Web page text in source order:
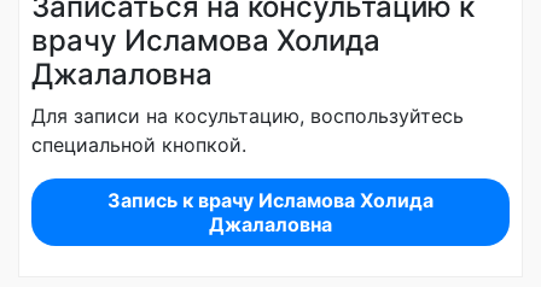
врачу Исламова Холида
Джалаловна
Для записи на косультацию, воспользуйтесь
специальной кнопкой.
Запись к врачу Исламова Холида
Джалаловна